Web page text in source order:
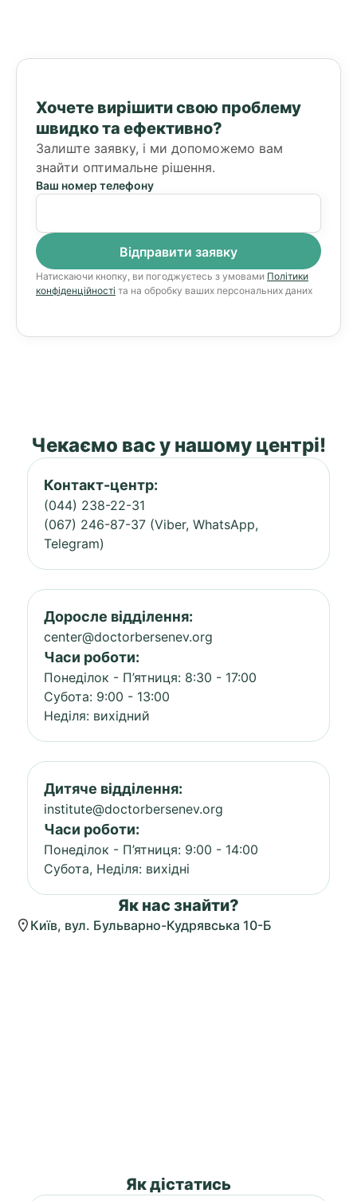
Хочете вирішити свою проблему
швидко та ефективно?
Залиште заявку, і ми допоможемо вам
знайти оптимальне рішення.
Ваш номер телефону
Натискаючи кнопку, ви погоджуєтесь з умовами Політики
конфіденційності та на обробку ваших персональних даних
Чекаємо вас у нашому центрі!
Контакт-центр:
(044) 238-22-31
(067) 246-87-37 (Viber, WhatsApp,
Telegram)
Доросле відділення:
center@doctorbersenev.org
Часи роботи:
Понеділок - П’ятниця: 8:30 - 17:00
Субота: 9:00 - 13:00
Неділя: вихідний
Дитяче відділення:
institute@doctorbersenev.org
Часи роботи:
Понеділок - П’ятниця: 9:00 - 14:00
Субота, Неділя: вихідні
Як нас знайти?
Київ, вул. Бульварно-Кудрявська 10-Б
Як дістатись